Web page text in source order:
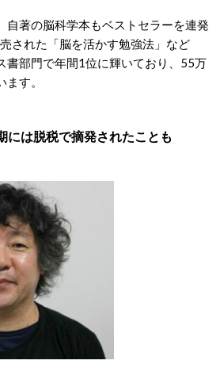
自著の脳科学本もベストセラーを連発
された「脳を活かす勉強法」など
書部門で年間1位に輝いており、55万
す。
には脱税で摘発されたことも